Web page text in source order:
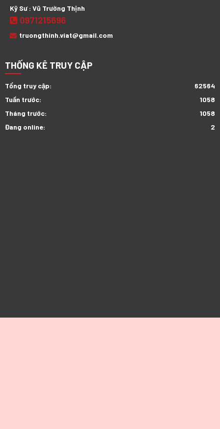
Kỹ Sư : Vũ Trường Thịnh
0971215696
truongthinh.viat@gmail.com
THỐNG KÊ TRUY CẬP
62564
Tổng truy cập:
1058
Tuần trước:
1058
Tháng trước:
2
Đang online: